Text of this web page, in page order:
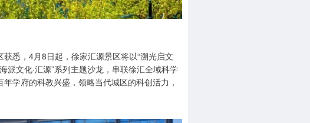
悉，4月8日起，徐家汇源景区将以“溯光启文
派文化·汇源”系列主题沙龙，串联徐汇全域科学
学府的科教兴盛，领略当代城区的科创活力，